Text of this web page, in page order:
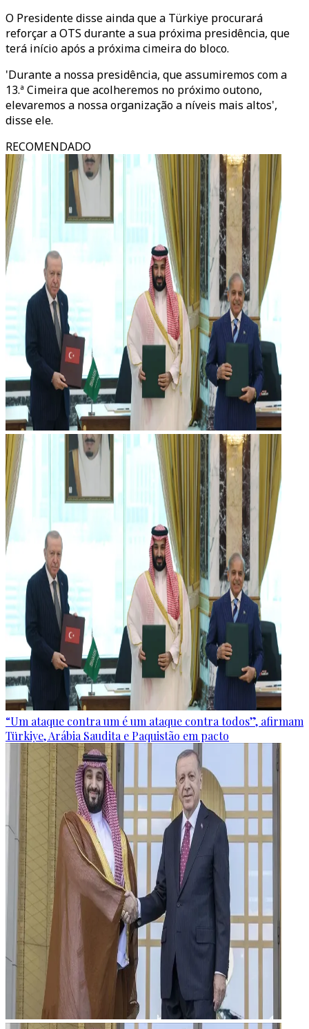
O Presidente disse ainda que a Türkiye procurará
reforçar a OTS durante a sua próxima presidência, que
terá início após a próxima cimeira do bloco.
'Durante a nossa presidência, que assumiremos com a
13.ª Cimeira que acolheremos no próximo outono,
elevaremos a nossa organização a níveis mais altos',
disse ele.
RECOMENDADO
“Um ataque contra um é um ataque contra todos”, afirmam
Türkiye, Arábia Saudita e Paquistão em pacto